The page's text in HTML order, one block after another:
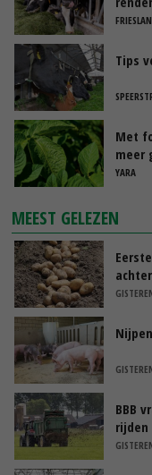
Tips
Met
meer
YARA
MEEST GELEZEN
BBB
rijden